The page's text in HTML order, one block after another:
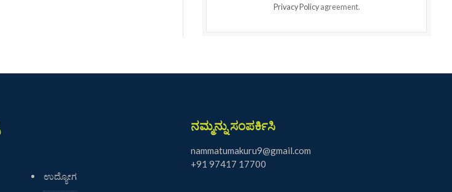
Privacy Policyagreement.
ಉದ್ಯೋಗ
ನಮ್ಮನ್ನು ಸಂಪರ್ಕಿಸಿ
nammatumakuru9@gmail.com
+91 97417 17700